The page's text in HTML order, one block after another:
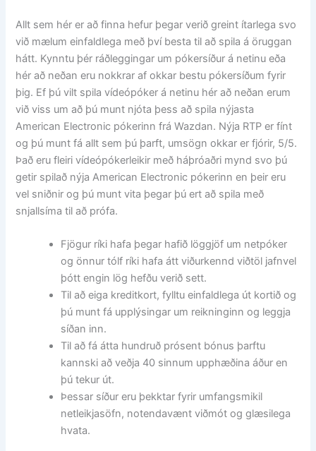
Allt sem hér er að finna hefur þegar verið greint ítarlega svo
við mælum einfaldlega með því besta til að spila á öruggan
hátt. Kynntu þér ráðleggingar um pókersíður á netinu eða
hér að neðan eru nokkrar af okkar bestu pókersíðum fyrir
þig. Ef þú vilt spila vídeópóker á netinu hér að neðan erum
við viss um að þú munt njóta þess að spila nýjasta
American Electronic pókerinn frá Wazdan. Nýja RTP er fínt
og þú munt fá allt sem þú þarft, umsögn okkar er fjórir, 5/5.
Það eru fleiri vídeópókerleikir með háþróaðri mynd svo þú
getir spilað nýja American Electronic pókerinn en þeir eru
vel sniðnir og þú munt vita þegar þú ert að spila með
snjallsíma til að prófa.
Fjögur ríki hafa þegar hafið löggjöf um netpóker
og önnur tólf ríki hafa átt viðurkennd viðtöl jafnvel
þótt engin lög hefðu verið sett.
Til að eiga kreditkort, fylltu einfaldlega út kortið og
þú munt fá upplýsingar um reikninginn og leggja
síðan inn.
Til að fá átta hundruð prósent bónus þarftu
kannski að veðja 40 sinnum upphæðina áður en
þú tekur út.
Þessar síður eru þekktar fyrir umfangsmikil
netleikjasöfn, notendavænt viðmót og glæsilega
hvata.